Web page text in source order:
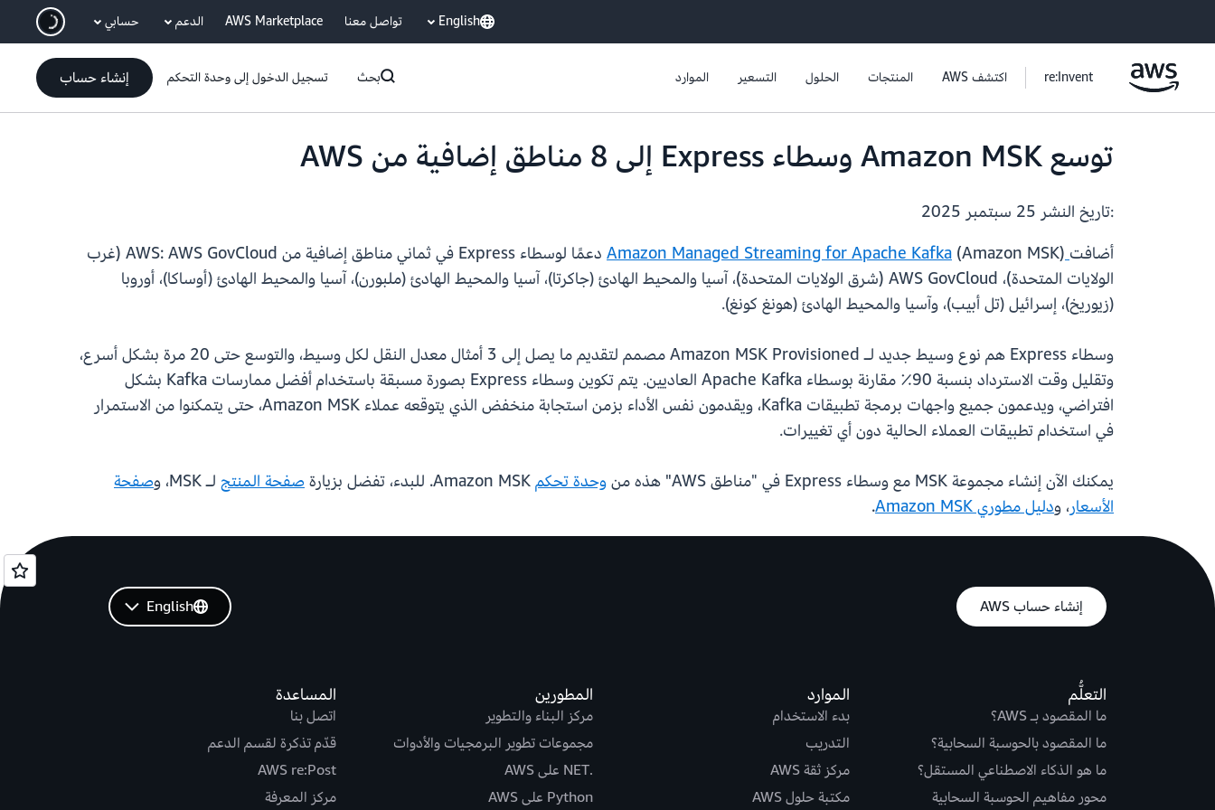
انتقل إلى المحتوى الرئيسي English تواصل معنا AWS Marketplace الدعم حسابي
re:Invent اكتشف AWS المنتجات الحلول التسعير الموارد بحث تسجيل الدخول إلى وحدة التحكم إنشاء حساب
توسع Amazon MSK وسطاء Express إلى 8 مناطق إضافية من AWS
:تاريخ النشر
أضافتAmazon Managed Streaming for Apache Kafka
(Amazon MSK) دعمًا لوسطاء Express في ثماني مناطق إضافية من AWS: AWS GovCloud (غرب
الولايات المتحدة)، AWS GovCloud (شرق الولايات المتحدة)، آسيا والمحيط الهادئ (جاكرتا)، آسيا والمحيط الهادئ (ملبورن)، آسيا والمحيط الهادئ (أوساكا)، أوروبا
(زيوريخ)، إسرائيل (تل أبيب)، وآسيا والمحيط الهادئ (هونغ كونغ).
وسطاء Express هم نوع وسيط جديد لـ Amazon MSK Provisioned مصمم لتقديم ما يصل إلى 3 أمثال معدل النقل لكل وسيط، والتوسع حتى 20 مرة بشكل أسرع،
وتقليل وقت الاسترداد بنسبة 90٪ مقارنة بوسطاء Apache Kafka العاديين. يتم تكوين وسطاء Express بصورة مسبقة باستخدام أفضل ممارسات Kafka بشكل
افتراضي، ويدعمون جميع واجهات برمجة تطبيقات Kafka، ويقدمون نفس الأداء بزمن استجابة منخفض الذي يتوقعه عملاء Amazon MSK، حتى يتمكنوا من الاستمرار
في استخدام تطبيقات العملاء الحالية دون أي تغييرات.
يمكنك الآن إنشاء مجموعة MSK مع وسطاء Express في "مناطق AWS" هذه من وحدة تحكم صفحة المنتج لـ MSK، و
صفحة
الأسعار، ودليل مطوري Amazon MSK .
إنشاء حساب AWS
التعلُّم
ما المقصود بـ AWS؟
ما المقصود بالحوسبة السحابية؟
ما هو الذكاء الاصطناعي المستقل؟
محور مفاهيم الحوسبة السحابية
الموارد
بدء الاستخدام
التدريب
مركز ثقة AWS
مكتبة حلول AWS
المطورين
مركز البناء والتطوير
مجموعات تطوير البرمجيات والأدوات
.NET على AWS
Python على AWS
المساعدة
اتصل بنا
قدّم تذكرة لقسم الدعم
AWS re:Post
مركز المعرفة
English